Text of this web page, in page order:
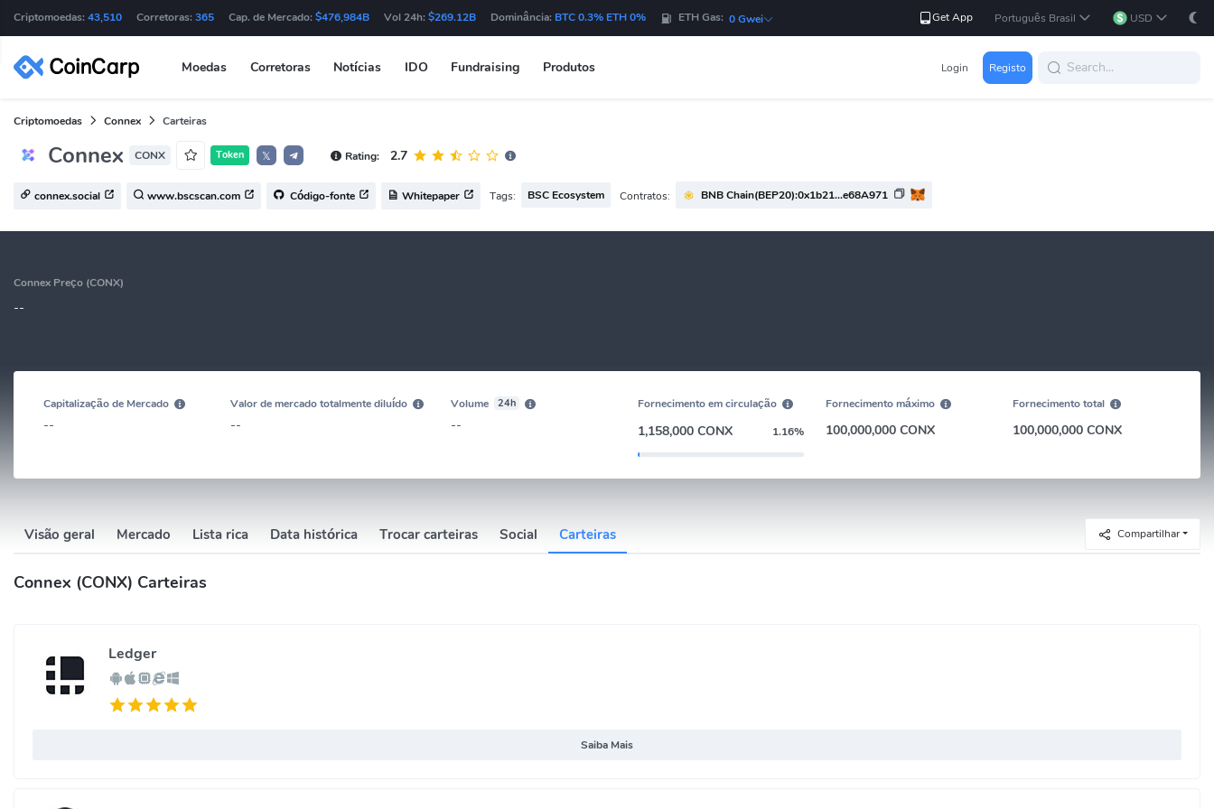
Criptomoedas: 43,510 Corretoras: 365 Cap. de Mercado: $476,984B Vol 24h: $269.12B Dominância: BTC 0.3% ETH 0% ETH Gas: 0 Gwei Get App Português Brasil USD
Moedas Corretoras Notícias IDO Fundraising Produtos Login Registo
Criptomoedas Connex Carteiras
Connex CONX Token 𝕏 Rating: 2.7
connex.social www.bscscan.com Código-fonte Whitepaper Tags: BSC Ecosystem Contratos: BNB Chain(BEP20):0x1b21...e68A971
Connex Preço (CONX)
--
Capitalização de Mercado
--
Valor de mercado totalmente diluído
--
Volume 24h
--
Fornecimento em circulação
1,158,000 CONX 1.16%
Fornecimento máximo
100,000,000 CONX
Fornecimento total
100,000,000 CONX
Visão geral Mercado Lista rica Data histórica Trocar carteiras Social Carteiras Compartilhar
Connex (CONX) Carteiras
Ledger
Saiba Mais